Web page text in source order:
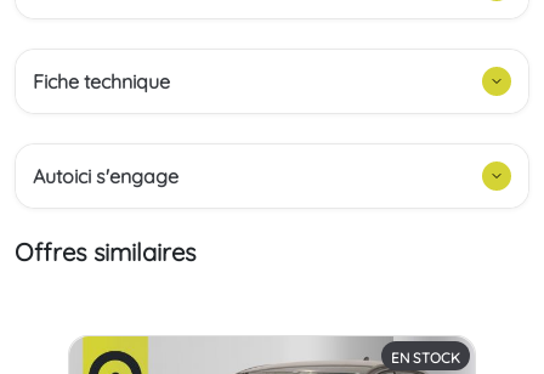
Fiche technique
Autoici s'engage
Offres similaires
EN STOCK